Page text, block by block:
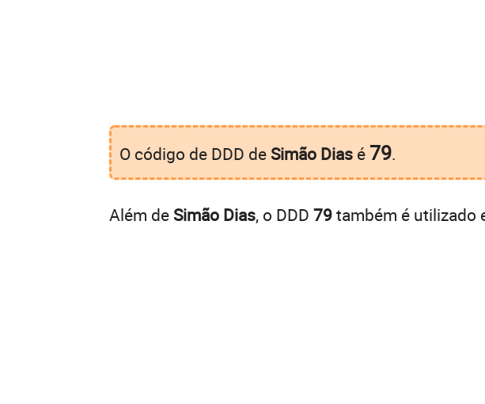
O código de DDD de Simão Dias é 79.
Além de Simão Dias, o DDD 79também é utilizado